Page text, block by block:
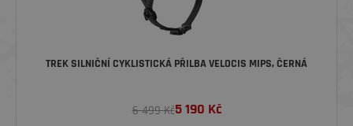
TREK SILNIČNÍ CYKLISTICKÁ PŘILBA VELOCIS MIPS, ČERNÁ
6 499 Kč5 190 Kč